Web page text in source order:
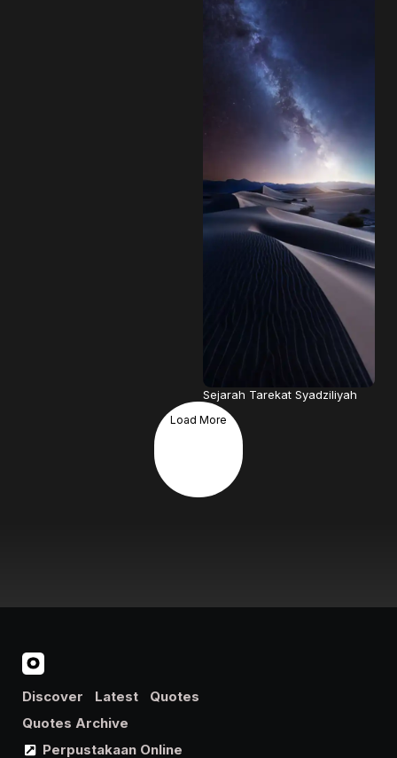
Sejarah Tarekat Syadziliyah
Load More
Discover Latest
Quotes
Quotes Archive
Perpustakaan Online